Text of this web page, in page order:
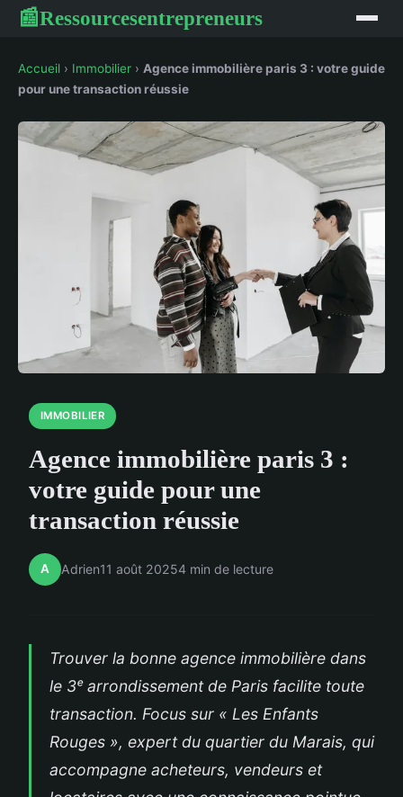
📰Ressourcesentrepreneurs
Accueil › Immobilier › Agence immobilière paris 3 : votre guide
pour une transaction réussie
IMMOBILIER
Agence immobilière paris 3 :
votre guide pour une
transaction réussie
A Adrien11 août 20254 min de lecture
Trouver la bonne agence immobilière dans
le 3ᵉ arrondissement de Paris facilite toute
transaction. Focus sur « Les Enfants
Rouges », expert du quartier du Marais, qui
accompagne acheteurs, vendeurs et